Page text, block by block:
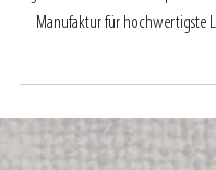
Jeden Woche Premiumqualität
Manufaktur für hochwertigste
Wurst aus unserem Haus sind
diesen Unterschied